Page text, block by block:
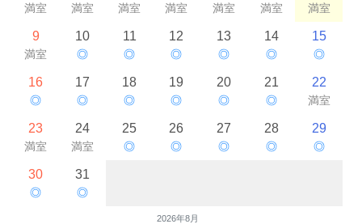
2026年8月
満室 満室 満室 満室 満室 満室 満室
9
満室
10
◎
11
◎
12
◎
13
◎
14
◎
15
◎
16
◎
17
◎
18
◎
19
◎
20
◎
21
◎
22
満室
23
満室
24
満室
25
◎
26
◎
27
◎
28
◎
29
◎
30
◎
31
◎